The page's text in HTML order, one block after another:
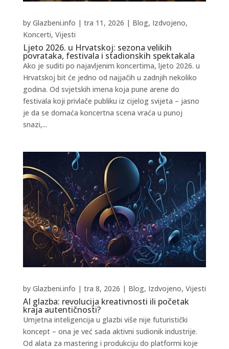
Ljeto 2026. u Hrvatskoj: sezona velikih
povrataka, festivala i stadionskih spektakala
by Glazbeni.info | tra 11, 2026 | Blog, Izdvojeno,
Koncerti, Vijesti
Ako je suditi po najavljenim koncertima, ljeto 2026. u
Hrvatskoj bit će jedno od najjačih u zadnjih nekoliko
godina. Od svjetskih imena koja pune arene do
festivala koji privlače publiku iz cijelog svijeta – jasno
je da se domaća koncertna scena vraća u punoj
snazi,...
AI glazba: revolucija kreativnosti ili početak
kraja autentičnosti?
by Glazbeni.info | tra 8, 2026 | Blog, Izdvojeno, Vijesti
Umjetna inteligencija u glazbi više nije futuristički
koncept – ona je već sada aktivni sudionik industrije.
Od alata za mastering i produkciju do platformi koje